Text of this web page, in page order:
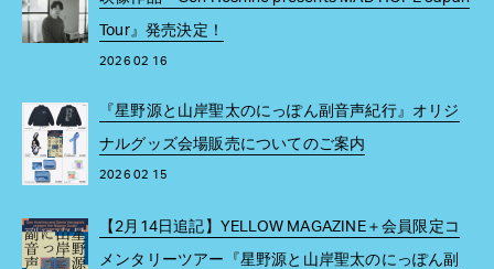
Tour』発売決定！
2026 02 16
『星野源と山岸聖太のにっぽん副音声紀行』オリジ
ナルグッズ会場販売についてのご案内
2026 02 15
【2月14日追記】YELLOW MAGAZINE＋会員限定コ
メンタリーツアー『星野源と山岸聖太のにっぽん副